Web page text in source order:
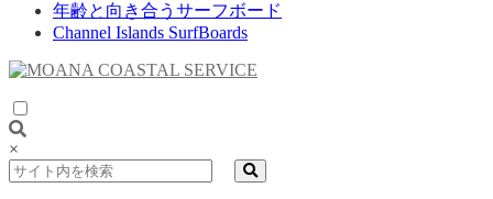
年齢と向き合うサーフボード
Channel Islands SurfBoards
×